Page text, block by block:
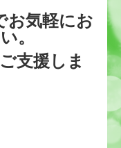
お気軽にお
。
支援しま